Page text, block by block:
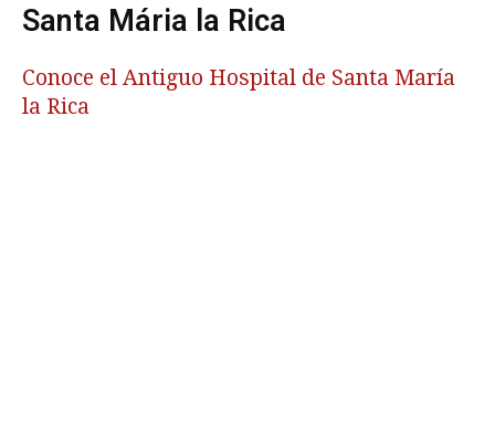
Santa Mária la Rica
Conoce el Antiguo Hospital de Santa María
la Rica